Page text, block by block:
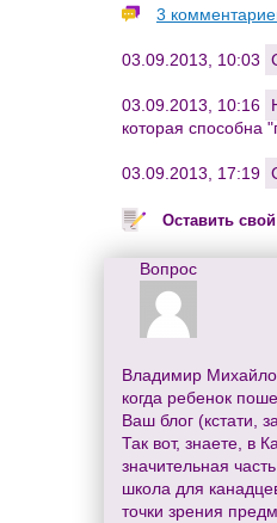
3
03.09.2013, 10:03
03.09.2013, 10:16
которая способна
03.09.2013, 17:19
Оставить
Вопрос
Владимир
когда ребенок
Ваш блог (кстати,
Так вот, знаете, в
значительная
школа для
точки зрения